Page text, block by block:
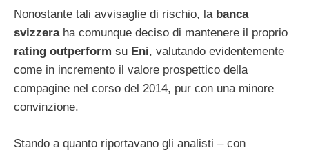
Nonostante tali avvisaglie di rischio, la banca
svizzeraha comunque deciso di mantenere il proprio
rating outperform su Eni, valutando evidentemente
come in incremento il valore prospettico della
compagine nel corso del 2014, pur con una minore
convinzione.
Stando a quanto riportavano gli analisti – con